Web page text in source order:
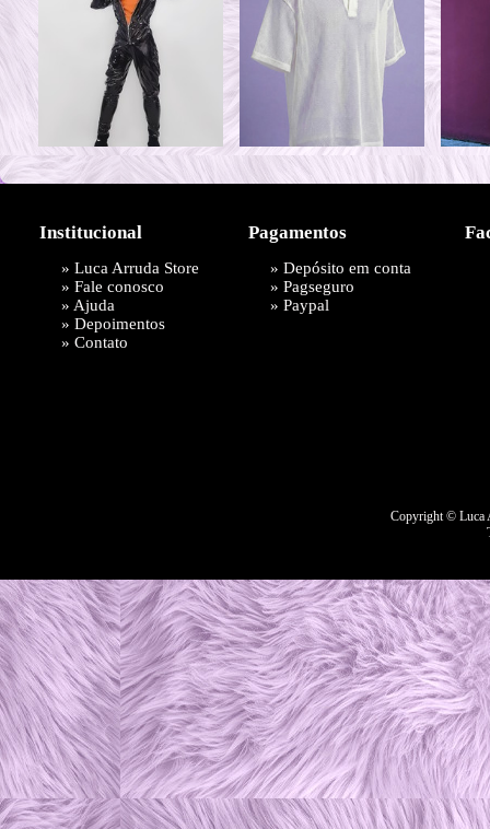
Institucional
» Luca Arruda Store
» Fale conosco
» Ajuda
» Depoimentos
» Contato
Pagamentos
» Depósito em conta
» Pagseguro
» Paypal
Copyright © Luca